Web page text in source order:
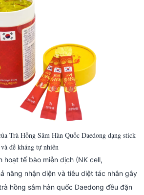
Trà Hồng Sâm Hàn Quốc Daedong dạng stick
đề kháng tự nhiên
hoạt tế bào miễn dịch (NK cell,
năng nhận diện và tiêu diệt tác nhân gây
hồng sâm hàn quốc Daedong đều đặn